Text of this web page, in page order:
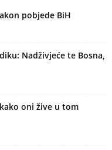
pobjede BiH
Nadživjeće te Bosna,
oni žive u tom